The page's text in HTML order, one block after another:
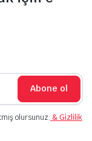
Abone ol
olursunuz: & Gizlilik